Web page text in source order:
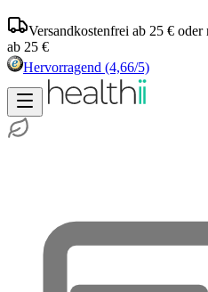
Versandkostenfrei ab 25 € oder
ab 25 €
Hervorragend (4,66/5)